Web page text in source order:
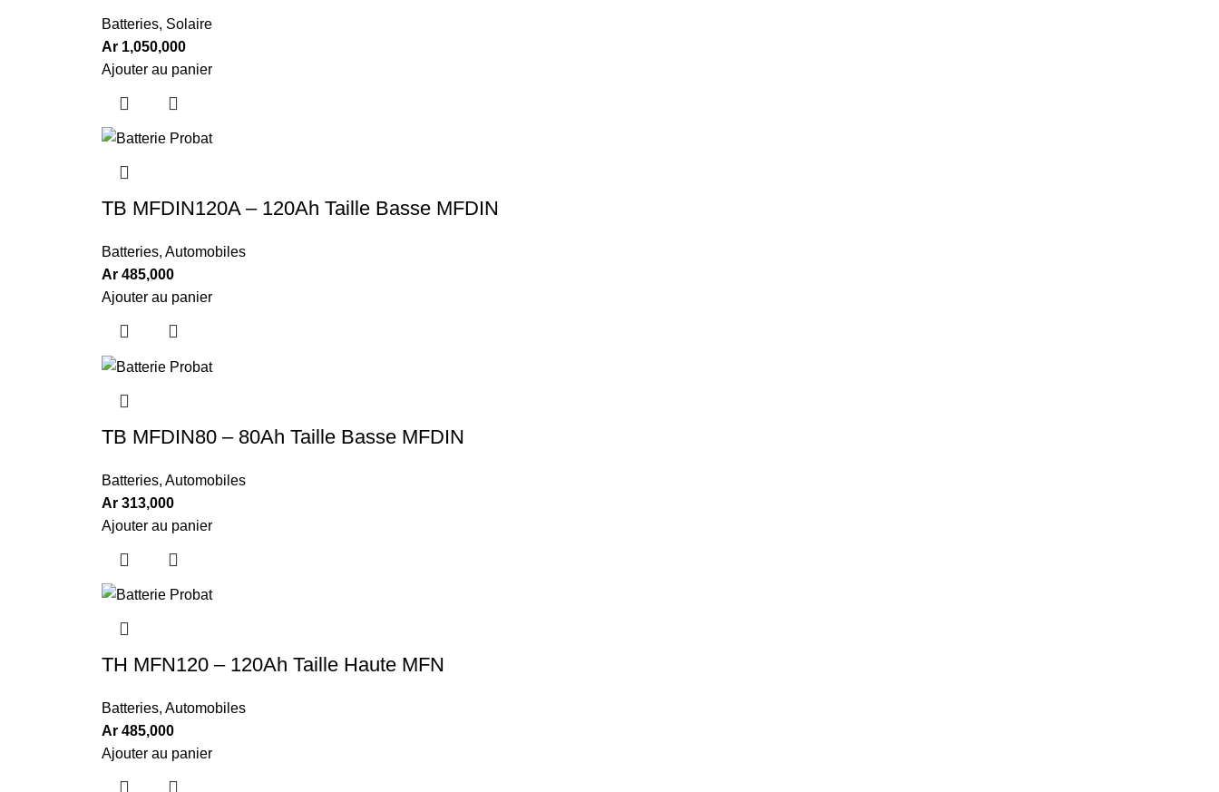
Batteries, Solaire
Ar 1,050,000
Ajouter au panier
TB MFDIN120A – 120Ah Taille Basse MFDIN
Batteries, Automobiles
Ar 485,000
Ajouter au panier
TB MFDIN80 – 80Ah Taille Basse MFDIN
Batteries, Automobiles
Ar 313,000
Ajouter au panier
TH MFN120 – 120Ah Taille Haute MFN
Batteries, Automobiles
Ar 485,000
Ajouter au panier